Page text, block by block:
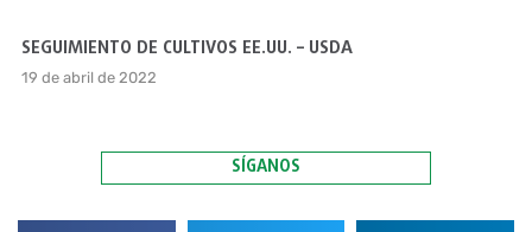
SEGUIMIENTO DE CULTIVOS EE.UU. – USDA
19 de abril de 2022
SÍGANOS